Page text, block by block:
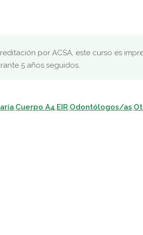
por ACSA, este curso es
5 años seguidos.
,Cuerpo A4,EIR,Odontólogos/as,